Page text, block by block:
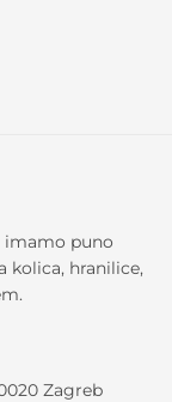
imamo puno
kolica, hranilice,
Zagreb